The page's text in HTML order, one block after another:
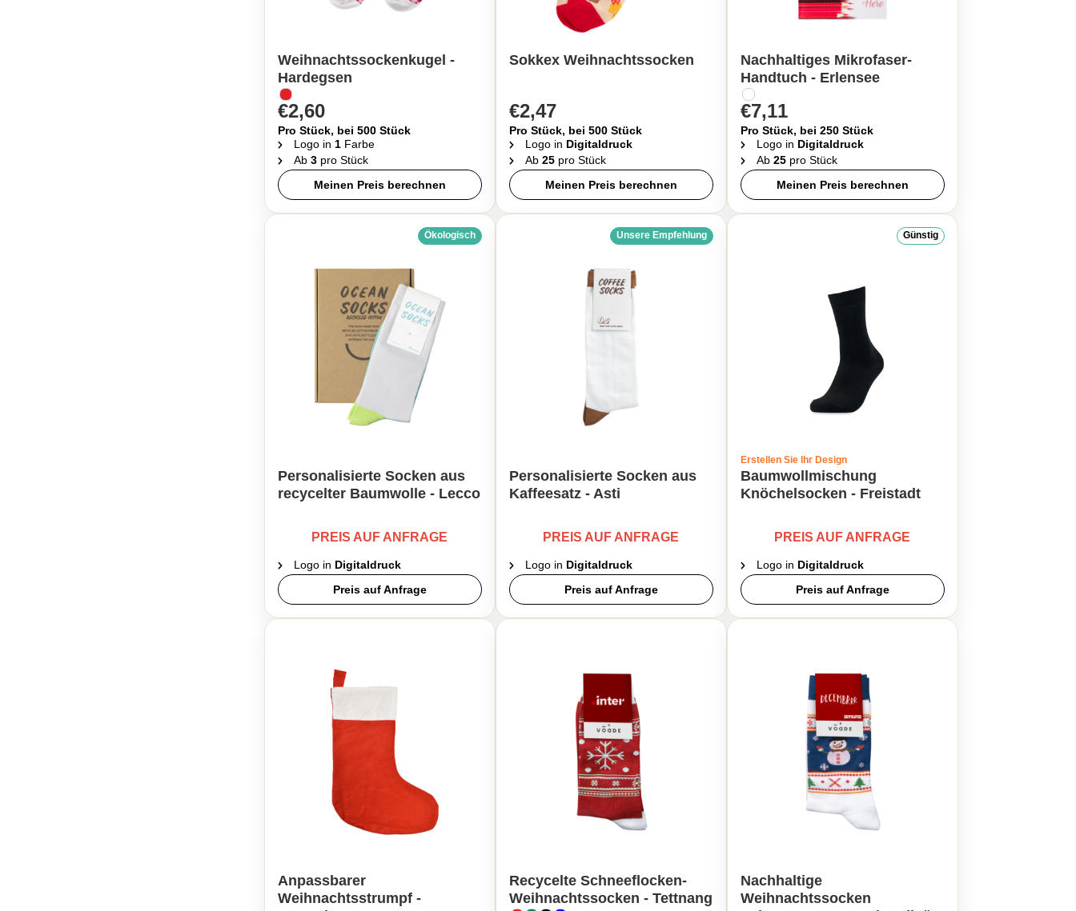
Weihnachtssockenkugel -
Hardegsen
€2,60
Pro Stück, bei 500 Stück
Logo in 1 Farbe
Ab 3 pro Stück
Meinen Preis berechnen
Sokkex Weihnachtssocken
€2,47
Pro Stück, bei 500 Stück
Logo in Digitaldruck
Ab 25pro Stück
Meinen Preis berechnen
Nachhaltiges Mikrofaser-
Handtuch - Erlensee
€7,11
Pro Stück, bei 250 Stück
Logo in Digitaldruck
Ab 25pro Stück
Meinen Preis berechnen
Ökologisch
Personalisierte Socken aus
recycelter Baumwolle - Lecco
PREIS AUF ANFRAGE
Logo in Digitaldruck
Preis auf Anfrage
Unsere Empfehlung
Personalisierte Socken aus
Kaffeesatz - Asti
PREIS AUF ANFRAGE
Logo in Digitaldruck
Preis auf Anfrage
Günstig
Erstellen Sie Ihr Design
Baumwollmischung
Knöchelsocken - Freistadt
PREIS AUF ANFRAGE
Logo in Digitaldruck
Preis auf Anfrage
Anpassbarer
Weihnachtsstrumpf -
Recycelte Schneeflocken-
Weihnachtssocken - Tettnang
Nachhaltige
Weihnachtssocken